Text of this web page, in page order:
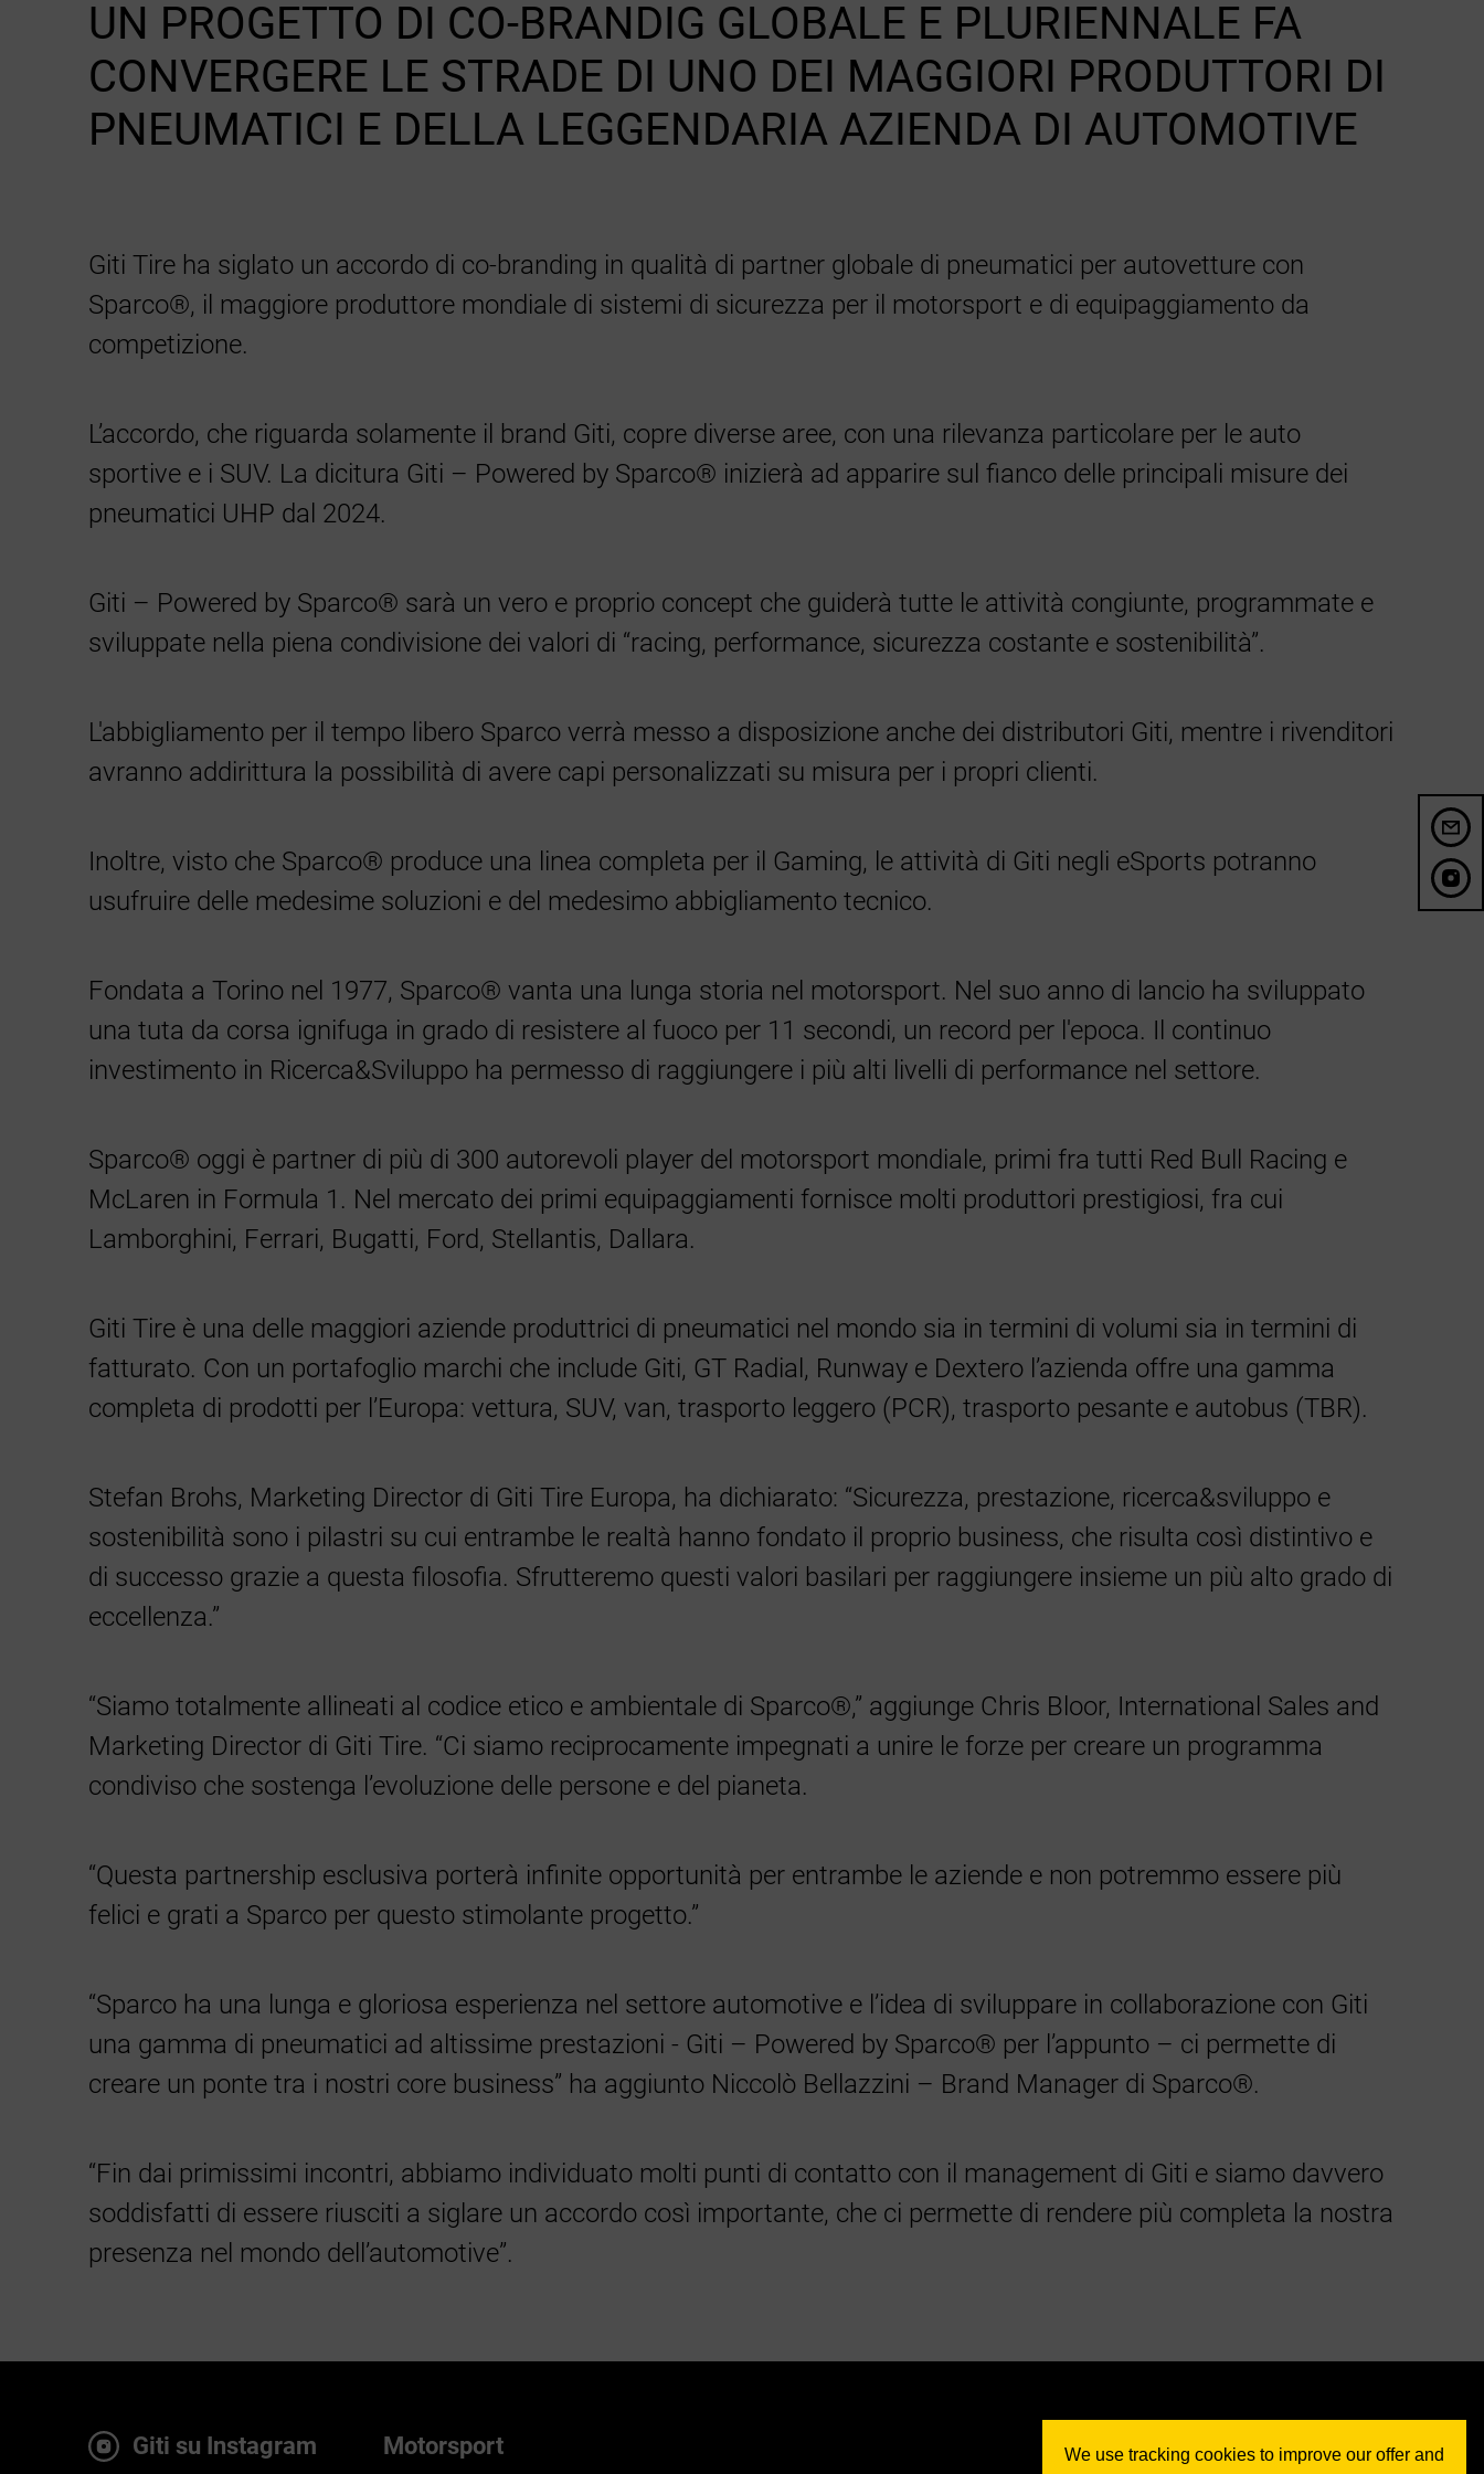
We use tracking cookies to improve our offer and
UN PROGETTO DI CO-BRANDIG GLOBALE E PLURIENNALE FA
CONVERGERE LE STRADE DI UNO DEI MAGGIORI PRODUTTORI DI
PNEUMATICI E DELLA LEGGENDARIA AZIENDA DI AUTOMOTIVE
Giti Tire ha siglato un accordo di co-branding in qualità di partner globale di pneumatici per autovetture con
Sparco®, il maggiore produttore mondiale di sistemi di sicurezza per il motorsport e di equipaggiamento da
competizione.
L’accordo, che riguarda solamente il brand Giti, copre diverse aree, con una rilevanza particolare per le auto
sportive e i SUV. La dicitura Giti – Powered by Sparco® inizierà ad apparire sul fianco delle principali misure dei
pneumatici UHP dal 2024.
Giti – Powered by Sparco® sarà un vero e proprio concept che guiderà tutte le attività congiunte, programmate e
sviluppate nella piena condivisione dei valori di “racing, performance, sicurezza costante e sostenibilità”.
L'abbigliamento per il tempo libero Sparco verrà messo a disposizione anche dei distributori Giti, mentre i rivenditori
avranno addirittura la possibilità di avere capi personalizzati su misura per i propri clienti.
Inoltre, visto che Sparco® produce una linea completa per il Gaming, le attività di Giti negli eSports potranno
usufruire delle medesime soluzioni e del medesimo abbigliamento tecnico.
Fondata a Torino nel 1977, Sparco® vanta una lunga storia nel motorsport. Nel suo anno di lancio ha sviluppato
una tuta da corsa ignifuga in grado di resistere al fuoco per 11 secondi, un record per l'epoca. Il continuo
investimento in Ricerca&Sviluppo ha permesso di raggiungere i più alti livelli di performance nel settore.
Sparco® oggi è partner di più di 300 autorevoli player del motorsport mondiale, primi fra tutti Red Bull Racing e
McLaren in Formula 1. Nel mercato dei primi equipaggiamenti fornisce molti produttori prestigiosi, fra cui
Lamborghini, Ferrari, Bugatti, Ford, Stellantis, Dallara.
Giti Tire è una delle maggiori aziende produttrici di pneumatici nel mondo sia in termini di volumi sia in termini di
fatturato. Con un portafoglio marchi che include Giti, GT Radial, Runway e Dextero l’azienda offre una gamma
completa di prodotti per l’Europa: vettura, SUV, van, trasporto leggero (PCR), trasporto pesante e autobus (TBR).
Stefan Brohs, Marketing Director di Giti Tire Europa, ha dichiarato: “Sicurezza, prestazione, ricerca&sviluppo e
sostenibilità sono i pilastri su cui entrambe le realtà hanno fondato il proprio business, che risulta così distintivo e
di successo grazie a questa filosofia. Sfrutteremo questi valori basilari per raggiungere insieme un più alto grado di
eccellenza.”
“Siamo totalmente allineati al codice etico e ambientale di Sparco®,” aggiunge Chris Bloor, International Sales and
Marketing Director di Giti Tire. “Ci siamo reciprocamente impegnati a unire le forze per creare un programma
condiviso che sostenga l’evoluzione delle persone e del pianeta.
“Questa partnership esclusiva porterà infinite opportunità per entrambe le aziende e non potremmo essere più
felici e grati a Sparco per questo stimolante progetto.”
“Sparco ha una lunga e gloriosa esperienza nel settore automotive e l’idea di sviluppare in collaborazione con Giti
una gamma di pneumatici ad altissime prestazioni - Giti – Powered by Sparco® per l’appunto – ci permette di
creare un ponte tra i nostri core business” ha aggiunto Niccolò Bellazzini – Brand Manager di Sparco®.
“Fin dai primissimi incontri, abbiamo individuato molti punti di contatto con il management di Giti e siamo davvero
soddisfatti di essere riusciti a siglare un accordo così importante, che ci permette di rendere più completa la nostra
presenza nel mondo dell’automotive”.
Giti su Instagram Motorsport